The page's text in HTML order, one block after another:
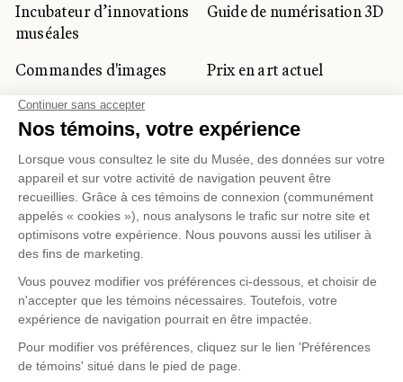
Incubateur d’innovations
muséales
Guide de numérisation 3D
Commandes d'images
Prix en art actuel
Prix Lynne-Cohen
CLIENTÈLE CORPORATIVE
ET PRIVÉE
Location d'espaces
Activités corporatives
professionnels du
tourisme
Gestion des témoinsPolitique de confidentialité